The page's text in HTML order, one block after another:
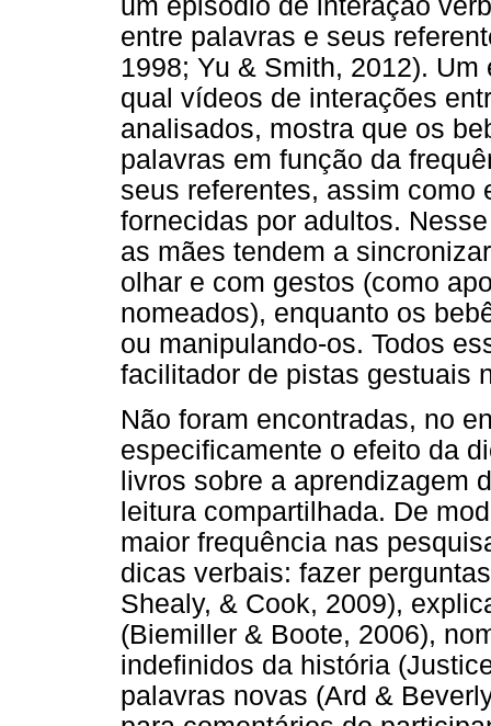
um episódio de interação
entre palavras e seus
1998; Yu & Smith, 2012).
qual vídeos de interações
analisados, mostra que os
palavras em função da
seus referentes, assim como
fornecidas por adultos.
as mães tendem a
olhar e com gestos (como
nomeados), enquanto os
ou manipulando-os. Todos
facilitador de pistas gestuais
Não foram encontradas, no
especificamente o efeito da
livros sobre a aprendizagem
leitura compartilhada. De
maior frequência nas
dicas verbais: fazer
Shealy, & Cook, 2009),
(Biemiller & Boote, 2006),
indefinidos da história
palavras novas (Ard &